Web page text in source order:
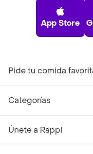
App Store
Pide tu comida
Categorías
Únete a Rappi